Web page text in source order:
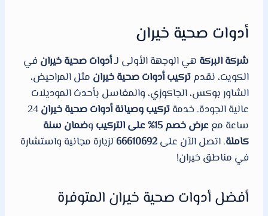
أدوات صحية خيران
شركة البركة هي الوجهة الأولى لـأدوات صحية خيران في
الكويت، نقدمتركيب أدوات صحية خيران مثل المراحيض،
الشاور بوكس، الجاكوزي، والمغاسل بأحدث الموديلات
عالية الجودة. خدمةتركيب وصيانة أدوات صحية خيران24
ساعة مععرض خصم 15% على التركيب وضمان سنة
كاملة. اتصل الآن على66610692 لزيارة مجانية واستشارة
في مناطق خيران!
أفضل أدوات صحية خيران المتوفرة